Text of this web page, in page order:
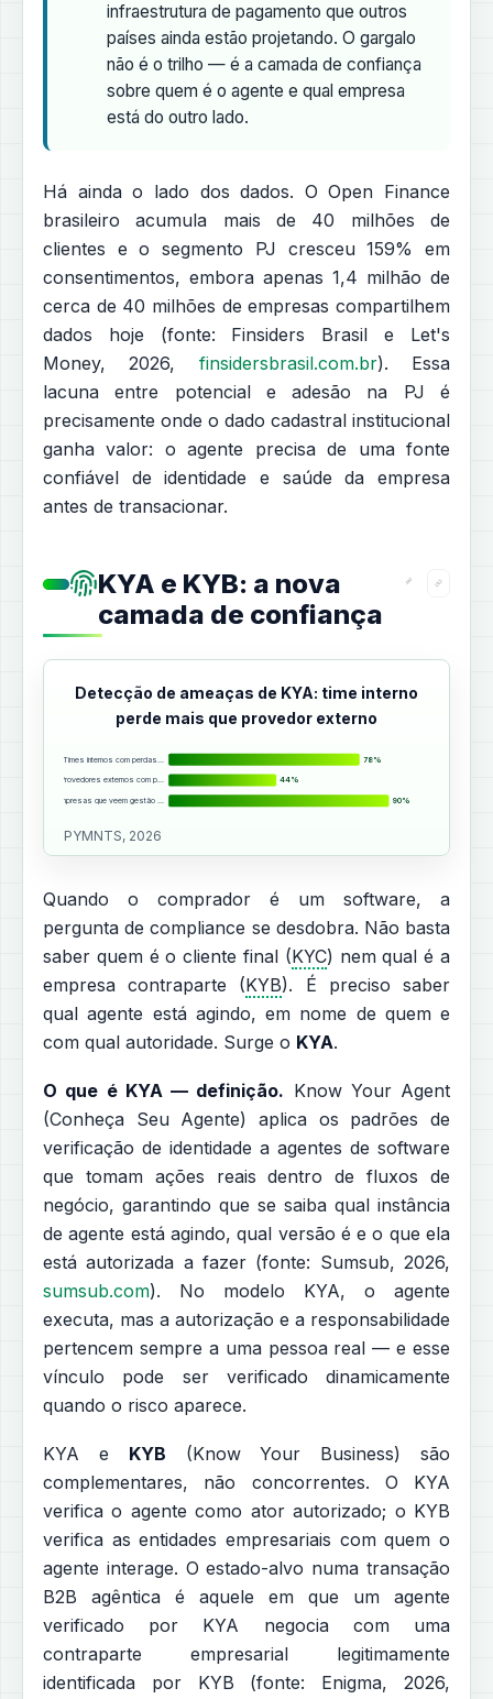
infraestrutura de pagamento que outros
países ainda estão projetando. O gargalo
não é o trilho — é a camada de confiança
sobre quem é o agente e qual empresa
está do outro lado.
Há ainda o lado dos dados. O Open Finance
brasileiro acumula mais de 40 milhões de
clientes e o segmento PJ cresceu 159% em
consentimentos, embora apenas 1,4 milhão de
cerca de 40 milhões de empresas compartilhem
dados hoje (fonte: Finsiders Brasil e Let's
Money, 2026, finsidersbrasil.com.br). Essa
lacuna entre potencial e adesão na PJ é
precisamente onde o dado cadastral institucional
ganha valor: o agente precisa de uma fonte
confiável de identidade e saúde da empresa
antes de transacionar.
KYA e KYB: a nova
camada de confiança
Detecção de ameaças de KYA: time interno
perde mais que provedor externo
Times internos com perdas… 78%
Provedores externos com p… 44%
Empresas que veem gestão … 90%
PYMNTS, 2026
Quando o comprador é um software, a
pergunta de compliance se desdobra. Não basta
saber quem é o cliente final (KYC) nem qual é a
empresa contraparte (KYB). É preciso saber
qual agente está agindo, em nome de quem e
com qual autoridade. Surge o KYA.
O que é KYA — definição. Know Your Agent
(Conheça Seu Agente) aplica os padrões de
verificação de identidade a agentes de software
que tomam ações reais dentro de fluxos de
negócio, garantindo que se saiba qual instância
de agente está agindo, qual versão é e o que ela
está autorizada a fazer (fonte: Sumsub, 2026,
sumsub.com). No modelo KYA, o agente
executa, mas a autorização e a responsabilidade
pertencem sempre a uma pessoa real — e esse
vínculo pode ser verificado dinamicamente
quando o risco aparece.
KYA e KYB (Know Your Business) são
complementares, não concorrentes. O KYA
verifica o agente como ator autorizado; o KYB
verifica as entidades empresariais com quem o
agente interage. O estado-alvo numa transação
B2B agêntica é aquele em que um agente
verificado por KYA negocia com uma
contraparte empresarial legitimamente
identificada por KYB (fonte: Enigma, 2026,